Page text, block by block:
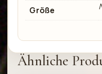
Größe
Ähnliche